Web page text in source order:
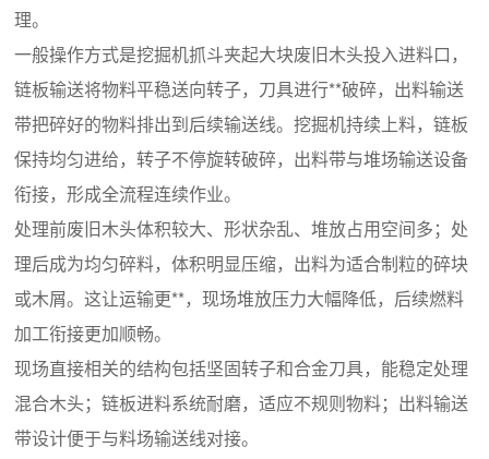
理。
一般操作方式是挖掘机抓斗夹起大块废旧木头投入进料口，
链板输送将物料平稳送向转子，刀具进行**破碎，出料输送
带把碎好的物料排出到后续输送线。挖掘机持续上料，链板
保持均匀进给，转子不停旋转破碎，出料带与堆场输送设备
衔接，形成全流程连续作业。
处理前废旧木头体积较大、形状杂乱、堆放占用空间多；处
理后成为均匀碎料，体积明显压缩，出料为适合制粒的碎块
或木屑。这让运输更**，现场堆放压力大幅降低，后续燃料
加工衔接更加顺畅。
现场直接相关的结构包括坚固转子和合金刀具，能稳定处理
混合木头；链板进料系统耐磨，适应不规则物料；出料输送
带设计便于与料场输送线对接。